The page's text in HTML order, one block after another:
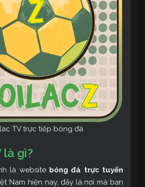
TV trực tiếp bóng đá
là gì?
là website bóng đá trực tuyến
Nam hiện nay, đây là nơi mà bạn